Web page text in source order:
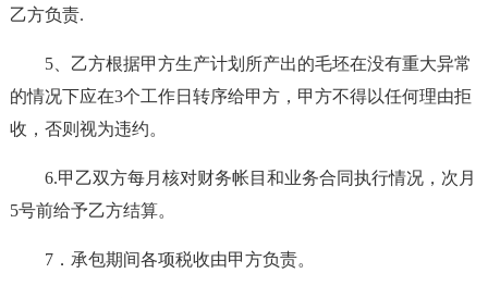
乙方负责.
5、乙方根据甲方生产计划所产出的毛坯在没有重大异常
的情况下应在3个工作日转序给甲方，甲方不得以任何理由拒
收，否则视为违约。
6.甲乙双方每月核对财务帐目和业务合同执行情况，次月
5号前给予乙方结算。
7．承包期间各项税收由甲方负责。